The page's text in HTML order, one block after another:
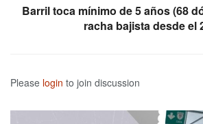
Barril toca mínimo de 5 años (68
racha bajista desde el
Please login to join discussion